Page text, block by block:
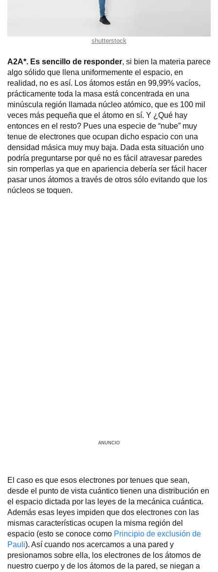
shutterstock
A2A*. Es sencillo de responder, si bien la materia parece
algo sólido que llena uniformemente el espacio, en
realidad, no es así. Los átomos están en 99,99% vacíos,
prácticamente toda la masa está concentrada en una
minúscula región llamada núcleo atómico, que es 100 mil
veces más pequeña que el átomo en sí. Y ¿Qué hay
entonces en el resto? Pues una especie de “nube” muy
tenue de electrones que ocupan dicho espacio con una
densidad másica muy muy baja. Dada esta situación uno
podría preguntarse por qué no es fácil atravesar paredes
sin romperlas ya que en apariencia debería ser fácil hacer
pasar unos átomos a través de otros sólo evitando que los
núcleos se toquen.
ANUNCIO
El caso es que esos electrones por tenues que sean,
desde el punto de vista cuántico tienen una distribución en
el espacio dictada por las leyes de la mecánica cuántica.
Además esas leyes impiden que dos electrones con las
mismas características ocupen la misma región del
espacio (esto se conoce como Principio de exclusión de
Pauli). Así cuando nos acercamos a una pared y
presionamos sobre ella, los electrones de los átomos de
nuestro cuerpo y de los átomos de la pared, se niegan a